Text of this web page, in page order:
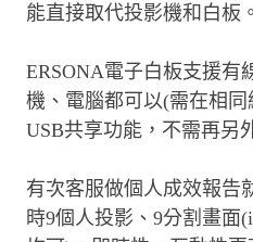
能直接取代投影機和白板。
ERSONA電子白板支援有
機、電腦都可以(需在相
USB共享功能，不需再另
有次客服做個人成效報告
時9個人投影、9分割畫面